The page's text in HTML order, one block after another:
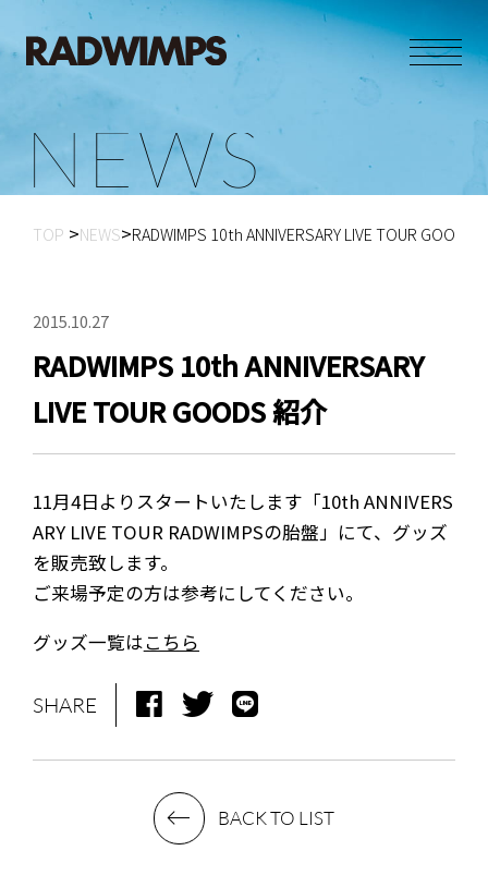
MEDIA
N E WS
TOP NEWS RADWIMPS 10th ANNIVERSARY LIVE TOUR GOODS
2015.10.27
RADWIMPS 10th ANNIVERSARY
LIVE TOUR GOODS 紹介
11月4日よりスタートいたします「10th ANNIVERS
ARY LIVE TOUR RADWIMPSの胎盤」にて、グッズ
を販売致します。
ご来場予定の方は参考にしてください。
グッズ一覧はこちら
SHARE
BACK TO LIST